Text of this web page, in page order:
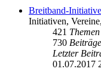
Breitband-
Initiativen,
421 Themen
730 Beiträge
Letzter
01.07.2017